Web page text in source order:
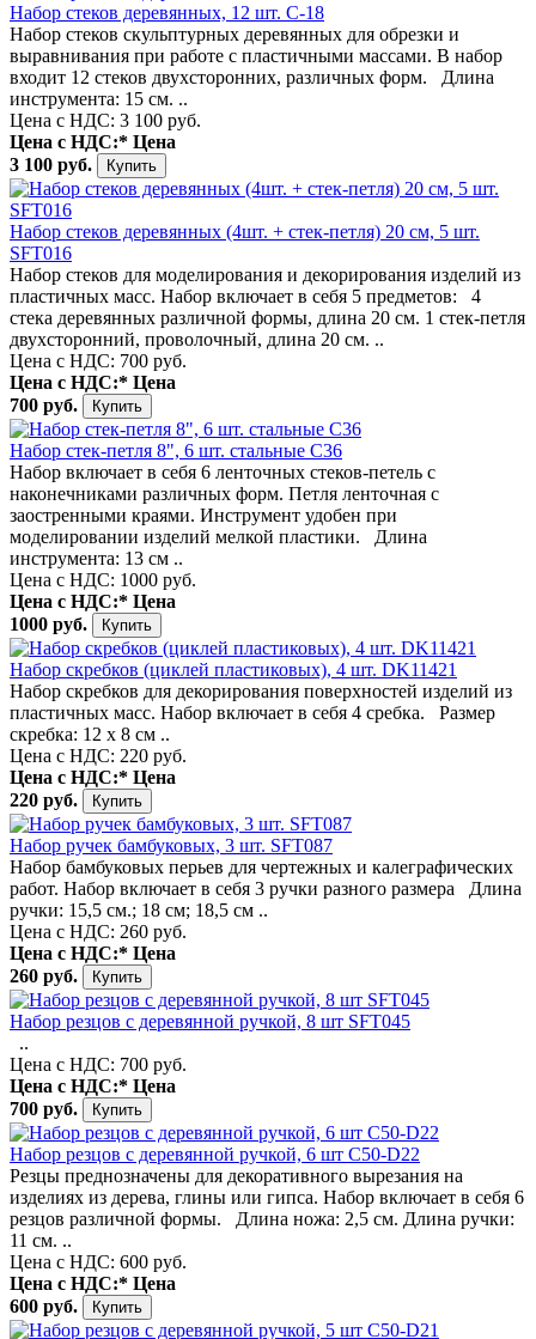
Набор стеков деревянных, 12 шт. С-18
Набор стеков скульптурных деревянных для обрезки и
выравнивания при работе с пластичными массами. В набор
входит 12 стеков двухсторонних, различных форм. Длина
инструмента: 15 см. ..
Цена с НДС: 3 100 руб.
Цена с НДС:* Цена
3 100 руб.
Набор стеков деревянных (4шт. + стек-петля) 20 см, 5 шт.
SFT016
Набор стеков для моделирования и декорирования изделий из
пластичных масс. Набор включает в себя 5 предметов: 4
стека деревянных различной формы, длина 20 см. 1 стек-петля
двухсторонний, проволочный, длина 20 см. ..
Цена с НДС: 700 руб.
Цена с НДС:* Цена
700 руб.
Набор стек-петля 8", 6 шт. стальные С36
Набор включает в себя 6 ленточных стеков-петель с
наконечниками различных форм. Петля ленточная с
заостренными краями. Инструмент удобен при
моделировании изделий мелкой пластики. Длина
инструмента: 13 см ..
Цена с НДС: 1000 руб.
Цена с НДС:* Цена
1000 руб.
Набор скребков (циклей пластиковых), 4 шт. DK11421
Набор скребков для декорирования поверхностей изделий из
пластичных масс. Набор включает в себя 4 сребка. Размер
скребка: 12 х 8 см ..
Цена с НДС: 220 руб.
Цена с НДС:* Цена
220 руб.
Набор ручек бамбуковых, 3 шт. SFT087
Набор бамбуковых перьев для чертежных и калеграфических
работ. Набор включает в себя 3 ручки разного размера Длина
ручки: 15,5 см.; 18 см; 18,5 см ..
Цена с НДС: 260 руб.
Цена с НДС:* Цена
260 руб.
Набор резцов с деревянной ручкой, 8 шт SFT045
..
Цена с НДС: 700 руб.
Цена с НДС:* Цена
700 руб.
Набор резцов с деревянной ручкой, 6 шт C50-D22
Резцы преднозначены для декоративного вырезания на
изделиях из дерева, глины или гипса. Набор включает в себя 6
резцов различной формы. Длина ножа: 2,5 см. Длина ручки:
11 см. ..
Цена с НДС: 600 руб.
Цена с НДС:* Цена
600 руб.